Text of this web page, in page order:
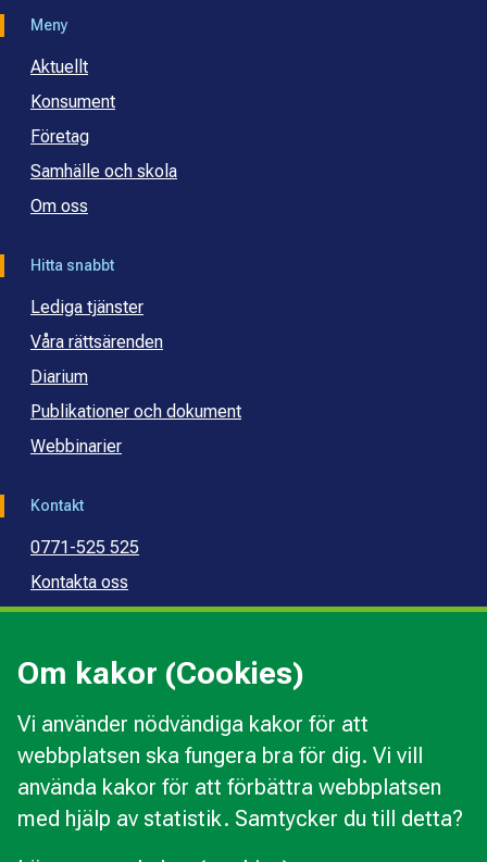
Om kakor (Cookies)
Vi använder nödvändiga kakor för att
webbplatsen ska fungera bra för dig. Vi vill
använda kakor för att förbättra webbplatsen
med hjälp av statistik. Samtycker du till detta?
Meny
Aktuellt
Konsument
Företag
Samhälle och skola
Om oss
Hitta snabbt
Lediga tjänster
Våra rättsärenden
Diarium
Publikationer och dokument
Webbinarier
Kontakt
0771-525 525
Kontakta oss
Press
Kommunal budget- och skuldrådgivning
Om webbplatsen